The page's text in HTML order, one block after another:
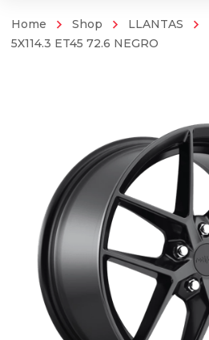
Home Shop LLANTAS
5X114.3 ET45 72.6 NEGRO